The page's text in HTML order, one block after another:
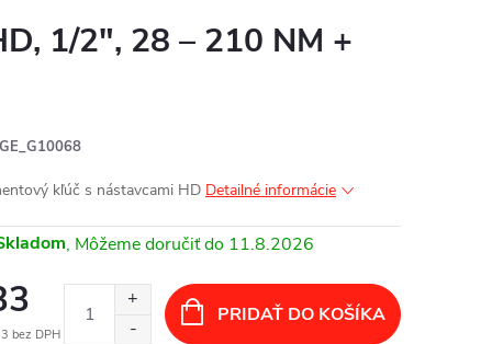
1/2", 28 – 210 NM +
GE_G10068
kľúč s nástavcami HD Detailné informácie
11.8.2026
bez DPH
PRIDAŤ DO KOŠÍKA